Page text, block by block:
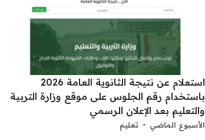
استعلام عن نتيجة الثانوية العامة 2026
باستخدام رقم الجلوس على موقع وزارة التربية
والتعليم بعد الإعلان الرسمي
الأسبوع الماضي تعليم